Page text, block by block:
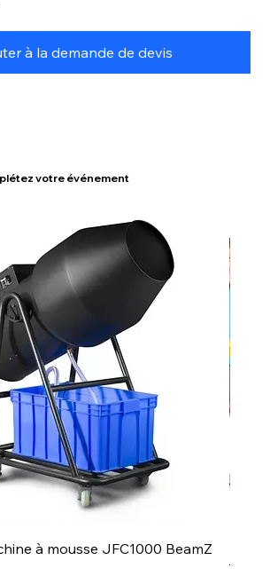
à la demande de devis
votre événement
à mousse JFC1000 BeamZ